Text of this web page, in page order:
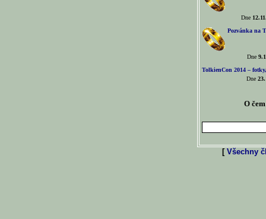
Dne
Pozvánka na
Dne
TolkienCon 2014 –
Dne
O
[ Všechny